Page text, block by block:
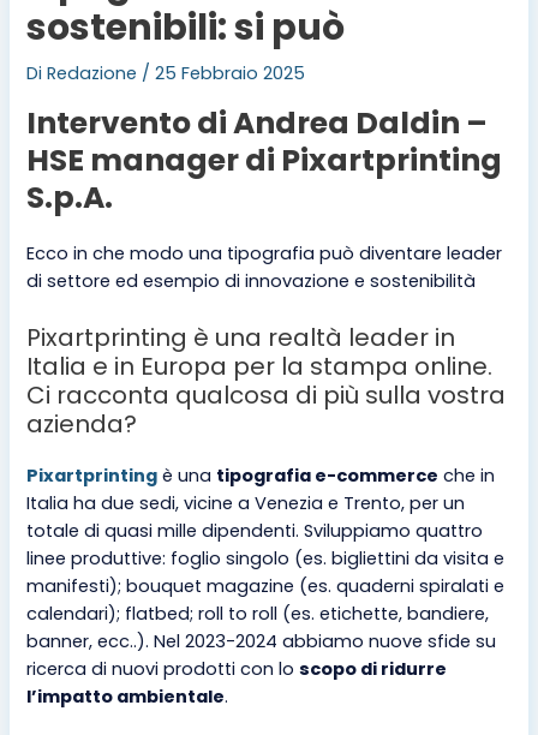
sostenibili: si può
DiRedazione /25 Febbraio 2025
Intervento di Andrea Daldin –
HSE manager di Pixartprinting
S.p.A.
Ecco in che modo una tipografia può diventare leader
di settore ed esempio di innovazione e sostenibilità
Pixartprinting è una realtà leader in
Italia e in Europa per la stampa online.
Ci racconta qualcosa di più sulla vostra
azienda?
Pixartprinting è una tipografia e-commerce che in
Italia ha due sedi, vicine a Venezia e Trento, per un
totale di quasi mille dipendenti. Sviluppiamo quattro
linee produttive: foglio singolo (es. bigliettini da visita e
manifesti); bouquet magazine (es. quaderni spiralati e
calendari); flatbed; roll to roll (es. etichette, bandiere,
banner, ecc..). Nel 2023-2024 abbiamo nuove sfide su
ricerca di nuovi prodotti con loscopo di ridurre
l’impatto ambientale.